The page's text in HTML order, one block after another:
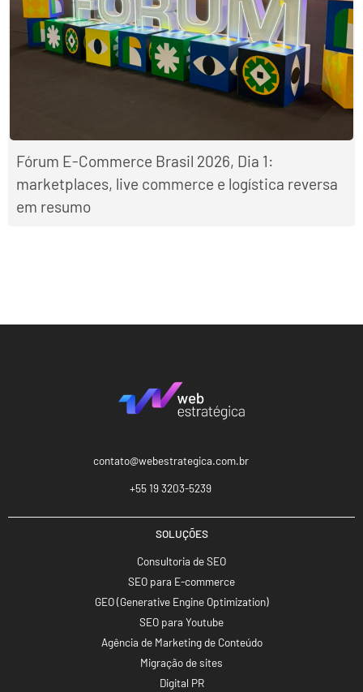
Fórum E-Commerce Brasil 2026, Dia 1:
marketplaces, live commerce e logística reversa
em resumo
contato@webestrategica.com.br
+55 19 3203-5239
SOLUÇÕES
Consultoria de SEO
SEO para E-commerce
GEO (Generative Engine Optimization)
SEO para Youtube
Agência de Marketing de Conteúdo
Migração de sites
Digital PR